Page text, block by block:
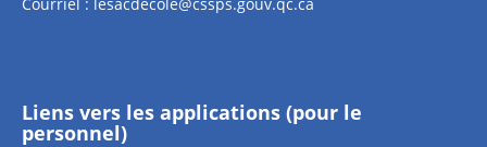
Liens vers les applications (pour le
personnel)